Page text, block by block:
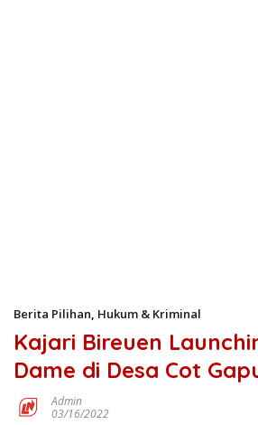
Berita Pilihan, Hukum & Kriminal
Kajari Bireuen
Dame di Desa Cot
Admin
03/16/2022